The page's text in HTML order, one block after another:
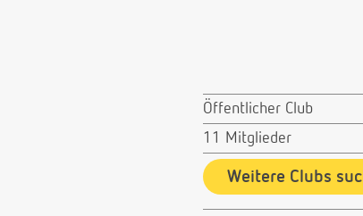
Öffentlicher Club
11 Mitglieder
Weitere Clubs